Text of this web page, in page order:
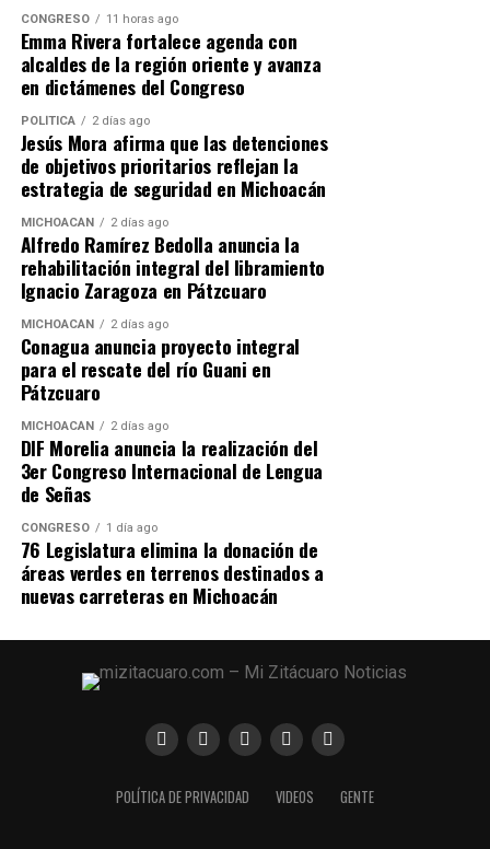
Me gusta esto:
RELATED TOPICS: ARTICULO DESTACADO
UP NEXT
Guardia Civil pone a disposición de la FGE a presunto
responsable en el delito de violación equiparada, en
Zitácuaro
DON'T MISS
Encabeza Toño Ixtláhuac acto del 257 aniversario del
natalicio de Morelos
CONGRESO 11 horas ago
Emma Rivera fortalece agenda con
alcaldes de la región oriente y avanza
en dictámenes del Congreso
POLÍTICA 2 días ago
Jesús Mora afirma que las detenciones
de objetivos prioritarios reflejan la
estrategia de seguridad en Michoacán
MICHOACÁN 2 días ago
Alfredo Ramírez Bedolla anuncia la
rehabilitación integral del libramiento
Ignacio Zaragoza en Pátzcuaro
MICHOACÁN 2 días ago
Conagua anuncia proyecto integral
para el rescate del río Guani en
Pátzcuaro
MICHOACÁN 2 días ago
DIF Morelia anuncia la realización del
3er Congreso Internacional de Lengua
de Señas
CONGRESO 1 día ago
76 Legislatura elimina la donación de
áreas verdes en terrenos destinados a
nuevas carreteras en Michoacán
POLÍTICA DE PRIVACIDAD VIDEOS GENTE